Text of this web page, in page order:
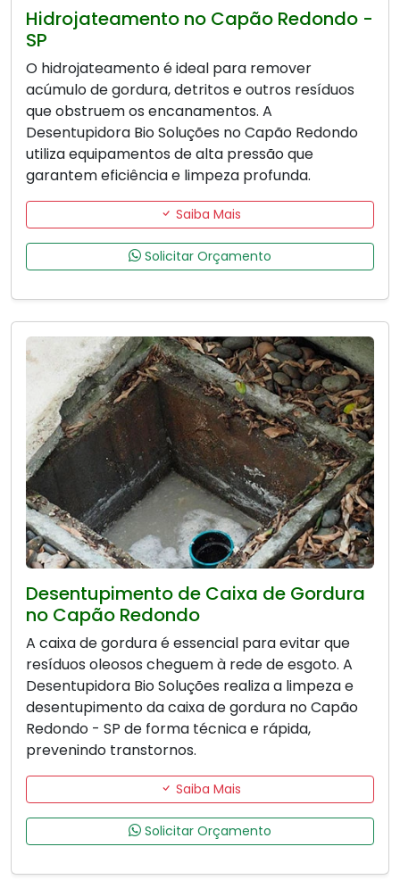
Hidrojateamento no Capão Redondo -
SP
O hidrojateamento é ideal para remover
acúmulo de gordura, detritos e outros resíduos
que obstruem os encanamentos. A
Desentupidora Bio Soluções no Capão Redondo
utiliza equipamentos de alta pressão que
garantem eficiência e limpeza profunda.
Saiba Mais
Solicitar Orçamento
Desentupimento de Caixa de Gordura
no Capão Redondo
A caixa de gordura é essencial para evitar que
resíduos oleosos cheguem à rede de esgoto. A
Desentupidora Bio Soluções realiza a limpeza e
desentupimento da caixa de gordura no Capão
Redondo - SP de forma técnica e rápida,
prevenindo transtornos.
Saiba Mais
Solicitar Orçamento